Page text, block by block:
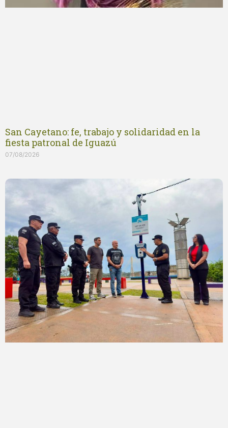
San Cayetano: fe, trabajo y solidaridad en la
fiesta patronal de Iguazú
07/08/2026